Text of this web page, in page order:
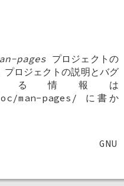
pages プロジェクトの
ロジェクトの説明とバグ
る情報は
man-pages/ に書か
GNU